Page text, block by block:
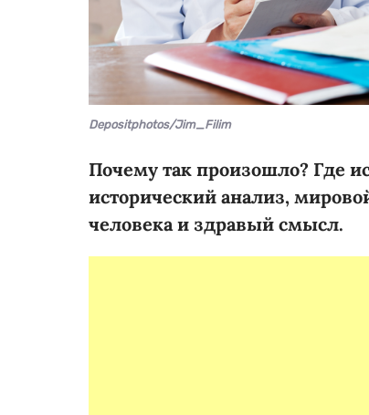
Depositphotos/Jim_Filim
Почему так произошло? Где
исторический анализ,
человекаи здравый смысл.